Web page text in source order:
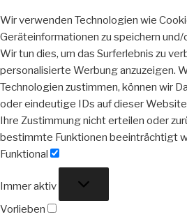
Wir verwenden Technologien wie
Geräteinformationen zu speichern und/
Wir tun dies, um das Surferlebnis zu
personalisierte Werbung anzuzeigen.
Technologien zustimmen, können wir
oder eindeutige IDs auf dieser
Ihre Zustimmung nicht erteilen oder
bestimmte Funktionen beeinträchtigt
Funktional
Immer aktiv
Vorlieben